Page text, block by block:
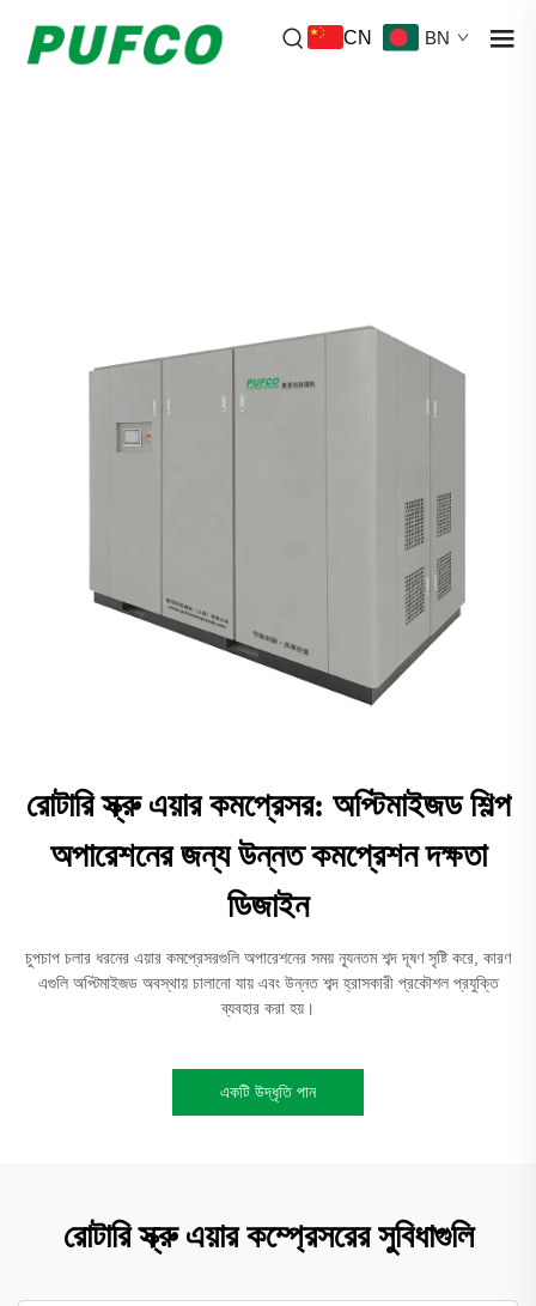
CN BN
রোটারি স্ক্রু এয়ার কমপ্রেসর: অপ্টিমাইজড শিল্প
অপারেশনের জন্য উন্নত কমপ্রেশন দক্ষতা
ডিজাইন
চুপচাপ চলার ধরনের এয়ার কমপ্রেসরগুলি অপারেশনের সময় ন্যূনতম শব্দ দূষণ সৃষ্টি করে, কারণ
এগুলি অপ্টিমাইজড অবস্থায় চালানো যায় এবং উন্নত শব্দ হ্রাসকারী প্রকৌশল প্রযুক্তি
ব্যবহার করা হয়।
একটি উদ্ধৃতি পান
রোটারি স্ক্রু এয়ার কম্প্রেসরের সুবিধাগুলি